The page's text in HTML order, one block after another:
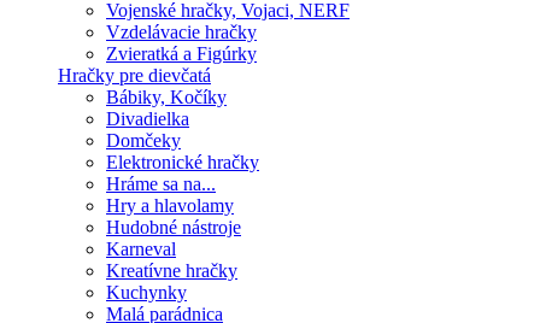
Vojenské hračky, Vojaci, NERF
Vzdelávacie hračky
Zvieratká a Figúrky
Hračky pre dievčatá
Bábiky, Kočíky
Divadielka
Domčeky
Elektronické hračky
Hráme sa na...
Hry a hlavolamy
Hudobné nástroje
Karneval
Kreatívne hračky
Kuchynky
Malá parádnica